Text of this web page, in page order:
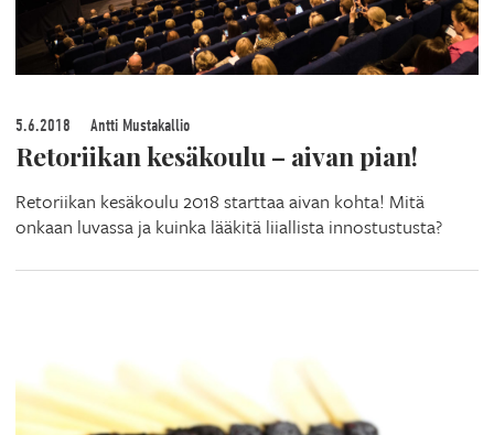
5.6.2018 Antti Mustakallio
Retoriikan kesäkoulu – aivan pian!
Retoriikan kesäkoulu 2018 starttaa aivan kohta! Mitä
onkaan luvassa ja kuinka lääkitä liiallista innostustusta?